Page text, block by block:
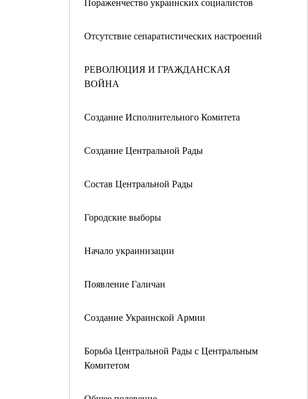
Отсутствие сепаратистических настроений
РЕВОЛЮЦИЯ И ГРАЖДАНСКАЯ
ВОЙНА
Создание Исполнительного Комитета
Создание Центральной Рады
Состав Центральной Рады
Городские выборы
Начало украинизации
Появление Галичан
Создание Украинской Армии
Борьба Центральной Рады с Центральным
Комитетом